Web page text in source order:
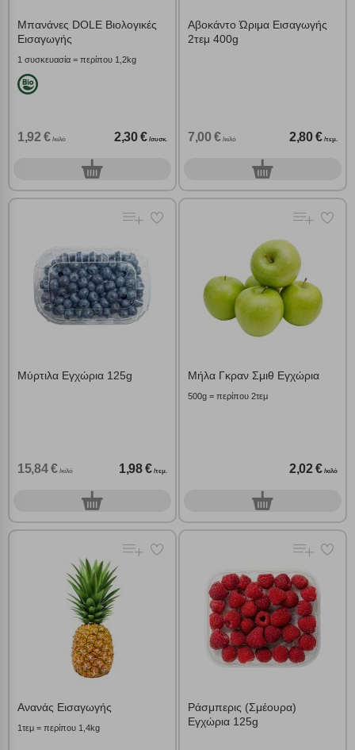
Μπανάνες DOLE Βιολογικές
Εισαγωγής
1 συσκευασία = περίπου 1,2kg
1,92 € /κιλό 2,30 € /συσκ.
0 συσκ.
Αβοκάντο Ώριμα Εισαγωγής
2τεμ 400g
7,00 € /κιλό 2,80 € /τεμ.
0τεμ.
Μύρτιλα Εγχώρια 125g
15,84 € /κιλό 1,98 € /τεμ.
0τεμ.
Μήλα Γκραν Σμιθ Εγχώρια
500g = περίπου 2τεμ
2,02 € /κιλό
0γρ.
Ανανάς Εισαγωγής
1τεμ = περίπου 1,4kg
Ράσμπερις (Σμέουρα)
Εγχώρια 125g
Cookies απόδοσης
Απόρριψη όλων